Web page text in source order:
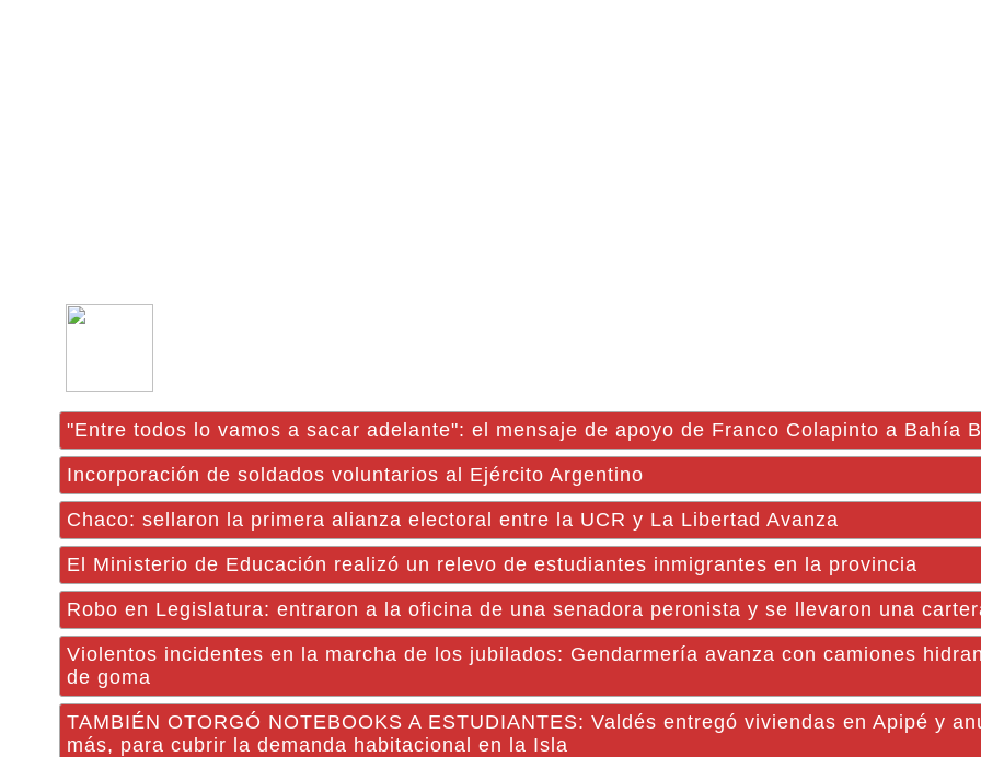
"Entre todos lo vamos a sacar adelante": el mensaje de apoyo de Franco Colapinto a Bahía
Incorporación de soldados voluntarios al Ejército Argentino
Chaco: sellaron la primera alianza electoral entre la UCR y La Libertad Avanza
El Ministerio de Educación realizó un relevo de estudiantes inmigrantes en la provincia
Robo en Legislatura: entraron a la oficina de una senadora peronista y se llevaron una
Violentos incidentes en la marcha de los jubilados: Gendarmería avanza con camiones
de goma
TAMBIÉN OTORGÓ NOTEBOOKS A ESTUDIANTES: Valdés entregó viviendas en Apipé y
más, para cubrir la demanda habitacional en la Isla